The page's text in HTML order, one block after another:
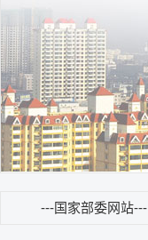
---国家部委网站---